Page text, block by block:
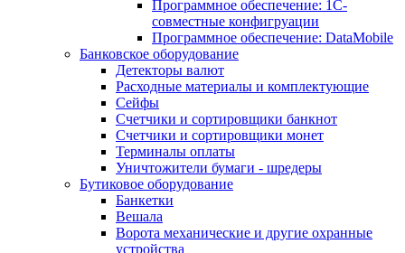
Программное обеспечение: 1С-
совместные конфигруации
Программное обеспечение: DataMobile
Банковское оборудование
Детекторы валют
Расходные материалы и комплектующие
Сейфы
Счетчики и сортировщики банкнот
Счетчики и сортировщики монет
Терминалы оплаты
Уничтожители бумаги - шредеры
Бутиковое оборудование
Банкетки
Вешала
Ворота механические и другие охранные
устройства